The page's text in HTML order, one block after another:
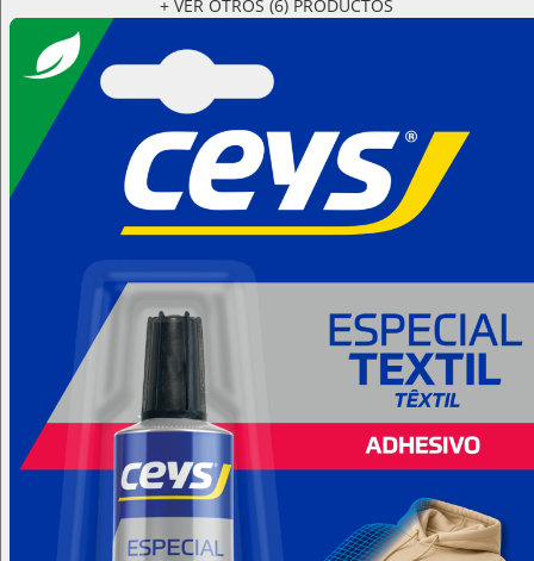
+ VER OTROS (6) PRODUCTOS